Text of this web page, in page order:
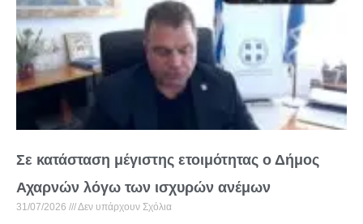
Σε κατάσταση μέγιστης ετοιμότητας ο Δήμος
Αχαρνών λόγω των ισχυρών ανέμων
31/07/2026 Δεν υπάρχουν Σχόλια